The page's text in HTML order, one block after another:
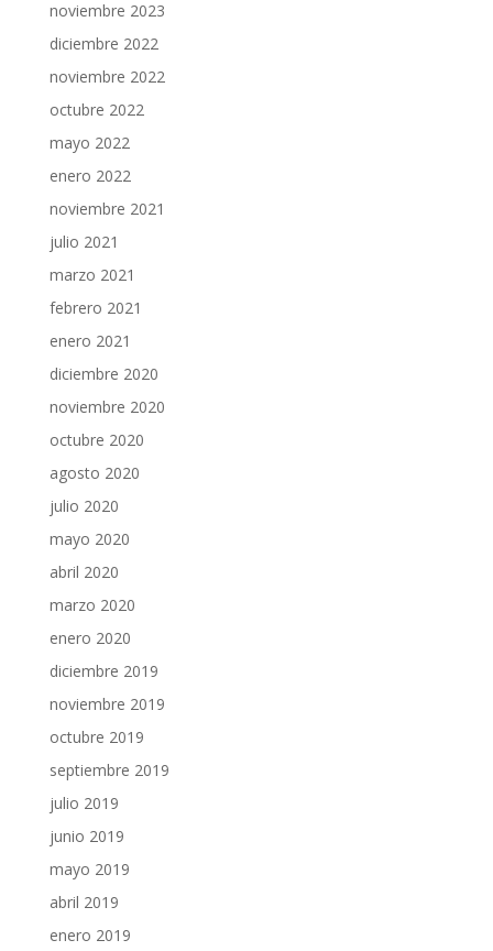
noviembre 2023
diciembre 2022
noviembre 2022
octubre 2022
mayo 2022
enero 2022
noviembre 2021
julio 2021
marzo 2021
febrero 2021
enero 2021
diciembre 2020
noviembre 2020
octubre 2020
agosto 2020
julio 2020
mayo 2020
abril 2020
marzo 2020
enero 2020
diciembre 2019
noviembre 2019
octubre 2019
septiembre 2019
julio 2019
junio 2019
mayo 2019
abril 2019
enero 2019